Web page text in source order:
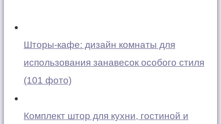
Шторы-кафе: дизайн комнаты для
использования занавесок особого стиля
(101 фото)
Комплект штор для кухни, гостиной и